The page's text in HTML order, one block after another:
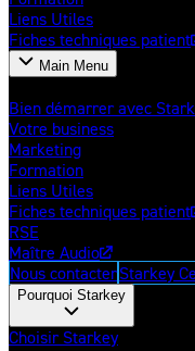
Liens Utiles
Fiches techniques patient
Main Menu
Bien démarrer avec
Votre business
Marketing
Formation
Liens Utiles
Fiches techniques patient
RSE
Maître Audio
Nous contacterStarkey
Pourquoi Starkey
Choisir Starkey